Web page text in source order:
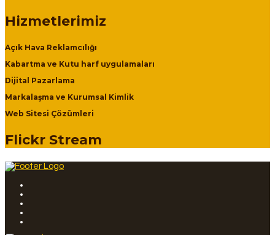
Hizmetlerimiz
Açık Hava Reklamcılığı
Kabartma ve Kutu harf uygulamaları
Dijital Pazarlama
Markalaşma ve Kurumsal Kimlik
Web Sitesi Çözümleri
Flickr Stream